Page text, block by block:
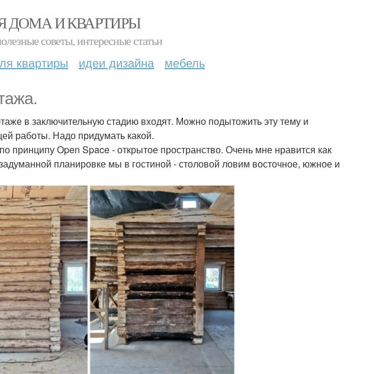
ДОМА И КВАРТИРЫ
советы, интересные статьи
квартиры идеи дизайна мебель
в заключительную стадию входят. Можно подытожить эту тему и
работы. Надо придумать какой.
Open Space - открытое пространство. Очень мне нравится как
планировке мы в гостиной - столовой ловим восточное, южное и